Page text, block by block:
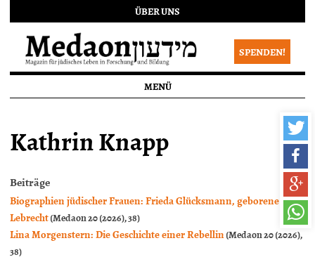
ÜBER UNS
SPENDEN!
MENÜ
Kathrin Knapp
Beiträge
Biographien jüdischer Frauen: Frieda Glücksmann, geborene
Lebrecht(Medaon 20 (2026), 38)
Lina Morgenstern: Die Geschichte einer Rebellin(Medaon 20 (2026),
38)